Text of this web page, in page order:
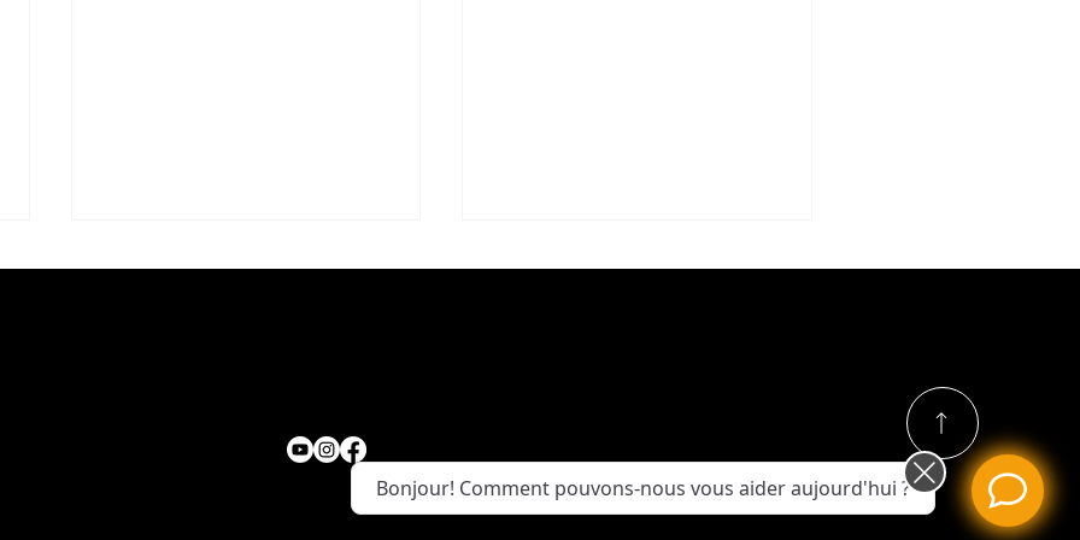
NOUVELLE - NOUVEAUTÉ
avec LA FERME MONETTE
Front froid, pression
barométrique et
déplacements des
Bonjour! Comment pouvons-nous vous aider aujourd'hui ?